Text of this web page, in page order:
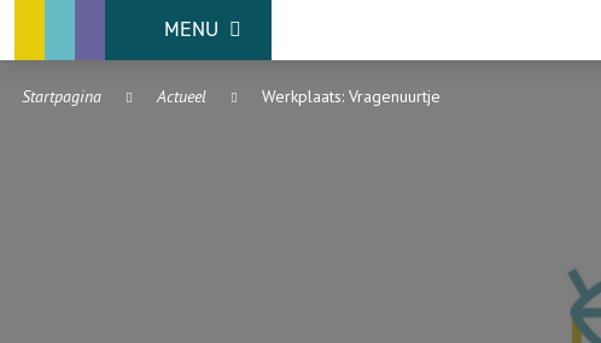
MENU
Startpagina Actueel Werkplaats: Vragenuurtje